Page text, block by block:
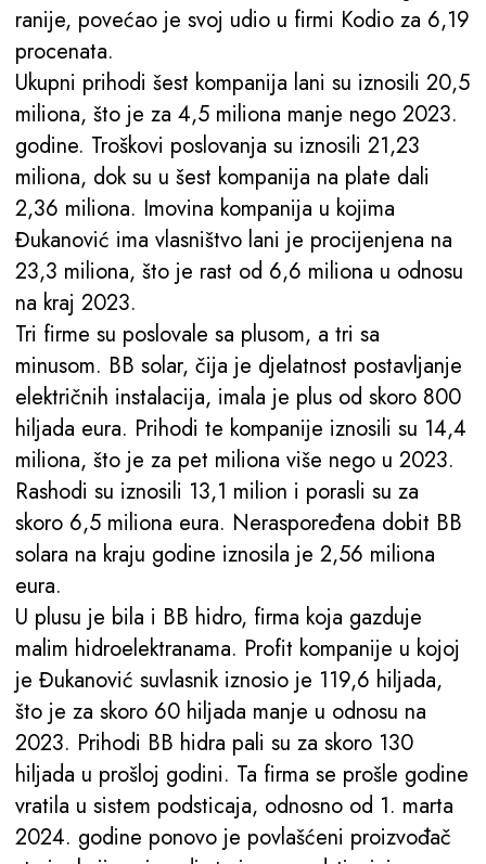
ranije, povećao je svoj udio u firmi Kodio za 6,19
procenata.
Ukupni prihodi šest kompanija lani su iznosili 20,5
miliona, što je za 4,5 miliona manje nego 2023.
godine. Troškovi poslovanja su iznosili 21,23
miliona, dok su u šest kompanija na plate dali
2,36 miliona. Imovina kompanija u kojima
Đukanović ima vlasništvo lani je procijenjena na
23,3 miliona, što je rast od 6,6 miliona u odnosu
na kraj 2023.
Tri firme su poslovale sa plusom, a tri sa
minusom. BB solar, čija je djelatnost postavljanje
električnih instalacija, imala je plus od skoro 800
hiljada eura. Prihodi te kompanije iznosili su 14,4
miliona, što je za pet miliona više nego u 2023.
Rashodi su iznosili 13,1 milion i porasli su za
skoro 6,5 miliona eura. Neraspoređena dobit BB
solara na kraju godine iznosila je 2,56 miliona
eura.
U plusu je bila i BB hidro, firma koja gazduje
malim hidroelektranama. Profit kompanije u kojoj
je Đukanović suvlasnik iznosio je 119,6 hiljada,
što je za skoro 60 hiljada manje u odnosu na
2023. Prihodi BB hidra pali su za skoro 130
hiljada u prošloj godini. Ta firma se prošle godine
vratila u sistem podsticaja, odnosno od 1. marta
2024. godine ponovo je povlašćeni proizvođač